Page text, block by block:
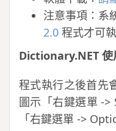
注意事項：系
2.0 程式才可
Dictionary.NET 使
程式執行之後首先
圖示「右鍵選單 ->
「右鍵選單 ->